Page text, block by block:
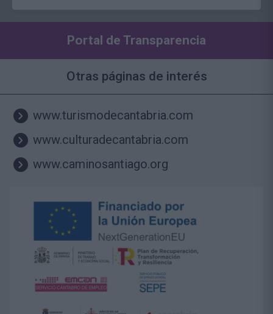
Portal de Transparencia
Otras páginas de interés
www.turismodecantabria.com
www.culturadecantabria.com
www.caminosantiago.org